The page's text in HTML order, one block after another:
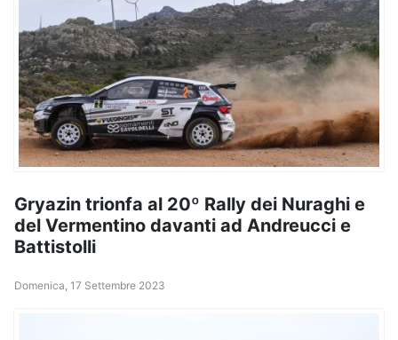
Gryazin trionfa al 20º Rally dei Nuraghi e
del Vermentino davanti ad Andreucci e
Battistolli
Domenica, 17 Settembre 2023